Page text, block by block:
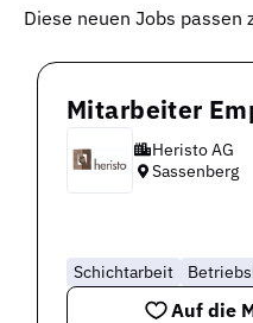
Diese neuen Jobs passen
Mitarbeiter
Heristo AG
Sassenberg
Schichtarbeit
Auf die